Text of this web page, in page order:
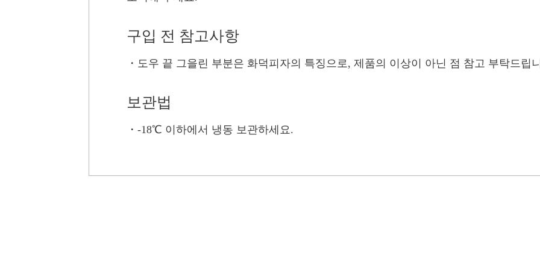
구입 전 참고사항
・ 도우 끝 그을린 부분은 화덕피자의 특징으로, 제품의 이상이 아닌 점 참고 부탁드립
보관법
・ -18℃ 이하에서 냉동 보관하세요.